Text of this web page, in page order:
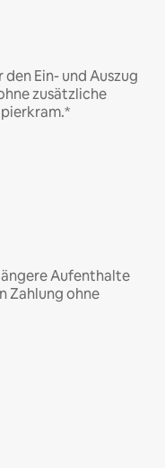
Ein- und Auszug
zusätzliche
Aufenthalte
Zahlung ohne